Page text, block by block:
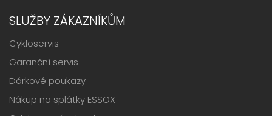
SLUŽBY ZÁKAZNÍKŮM
Cykloservis
Garanční servis
Dárkové poukazy
Nákup na splátky ESSOX